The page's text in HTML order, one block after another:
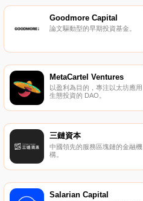
Goodmore Capital
論文驅動型的早期投資基金。
MetaCartel Ventures
以盈利為目的，專注以太坊應用
生態投資的 DAO。
三鏈資本
中國領先的服務區塊鏈的金融機
構。
Salarian Capital